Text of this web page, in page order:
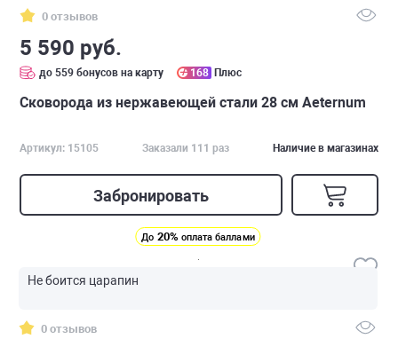
0 отзывов
5 590 руб.
до 559 бонусов на карту 168 Плюс
Сковорода из нержавеющей стали 28 см Аeternum
Артикул: 15105 Заказали 111 раз Наличие в магазинах
Забронировать
До 20% оплата баллами
Не боится царапин
0 отзывов